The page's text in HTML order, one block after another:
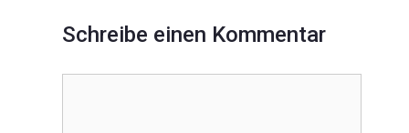
Schreibe einen Kommentar